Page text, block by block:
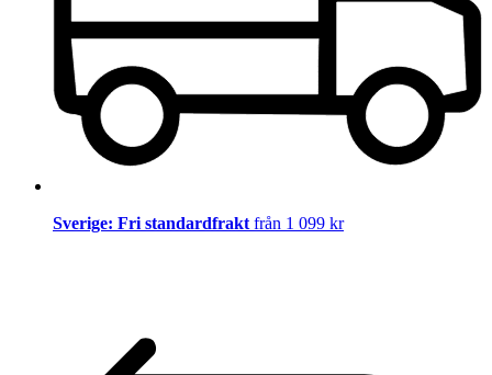
Sverige: Fri standardfrakt från 1 099 kr